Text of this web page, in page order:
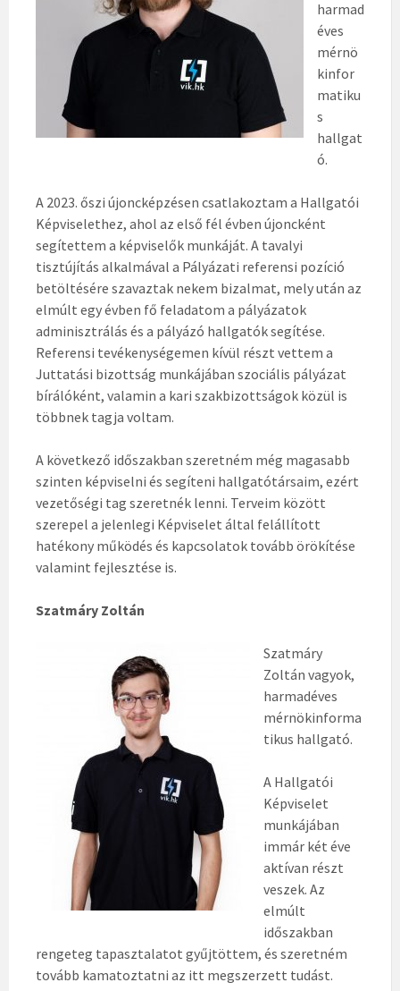
harmad
éves
mérnö
kinfor
matiku
s
hallgat
ó.
A 2023. őszi újoncképzésen csatlakoztam a Hallgatói
Képviselethez, ahol az első fél évben újoncként
segítettem a képviselők munkáját. A tavalyi
tisztújítás alkalmával a Pályázati referensi pozíció
betöltésére szavaztak nekem bizalmat, mely után az
elmúlt egy évben fő feladatom a pályázatok
adminisztrálás és a pályázó hallgatók segítése.
Referensi tevékenységemen kívül részt vettem a
Juttatási bizottság munkájában szociális pályázat
bírálóként, valamin a kari szakbizottságok közül is
többnek tagja voltam.
A következő időszakban szeretném még magasabb
szinten képviselni és segíteni hallgatótársaim, ezért
vezetőségi tag szeretnék lenni. Terveim között
szerepel a jelenlegi Képviselet által felállított
hatékony működés és kapcsolatok tovább örökítése
valamint fejlesztése is.
Szatmáry Zoltán
Szatmáry
Zoltán vagyok,
harmadéves
mérnökinforma
tikus hallgató.
A Hallgatói
Képviselet
munkájában
immár két éve
aktívan részt
veszek. Az
elmúlt
időszakban
rengeteg tapasztalatot gyűjtöttem, és szeretném
tovább kamatoztatni az itt megszerzett tudást.